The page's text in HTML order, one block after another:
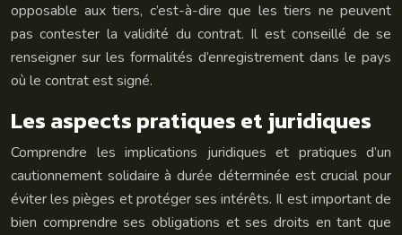
opposable aux tiers, c’est-à-dire que les tiers ne peuvent
pas contester la validité du contrat. Il est conseillé de se
renseigner sur les formalités d’enregistrement dans le pays
où le contrat est signé.
Les aspects pratiques et juridiques
Comprendre les implications juridiques et pratiques d’un
cautionnement solidaire à durée déterminée est crucial pour
éviter les pièges et protéger ses intérêts. Il est important de
bien comprendre ses obligations et ses droits en tant que